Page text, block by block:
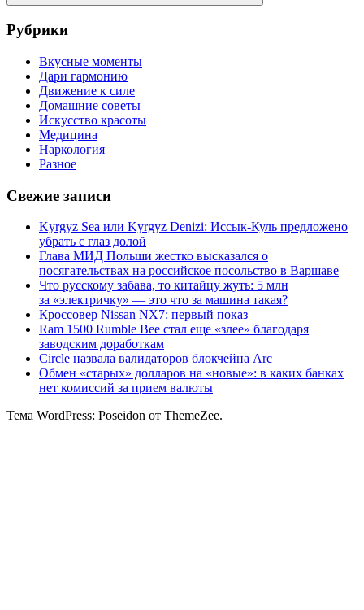
Поиск
Рубрики
Вкусные моменты
Дари гармонию
Движение к силе
Домашние советы
Искусство красоты
Медицина
Наркология
Разное
Свежие записи
Kyrgyz Sea или Kyrgyz Denizi: Иссык-Куль предложено
убрать с глаз долой
Глава МИД Польши жестко высказался о
посягательствах на российское посольство в Варшаве
Что русскому забава, то китайцу жуть: 5 млн
за «электричку» — это что за машина такая?
Кроссовер Nissan NX7: первый показ
Ram 1500 Rumble Bee стал еще «злее» благодаря
заводским доработкам
Circle назвала валидаторов блокчейна Arc
Обмен «старых» долларов на «новые»: в каких банках
нет комиссий за прием валюты
Тема WordPress: Poseidon от ThemeZee.